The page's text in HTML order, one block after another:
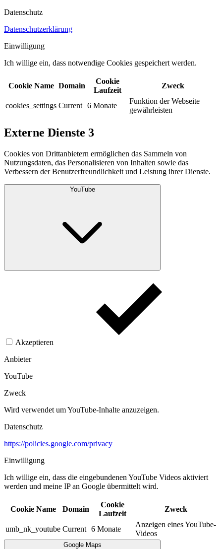
Datenschutz
Datenschutzerklärung
Einwilligung
Ich willige ein, dass notwendige Cookies gespeichert werden.​
Cookie Name Domain
Cookie
Laufzeit
Zweck
cookies_settings Current 6 Monate
Funktion der Webseite
gewährleisten
Externe Dienste 3
Cookies von Drittanbietern ermöglichen das Sammeln von
Nutzungsdaten, das Personalisieren von Inhalten sowie das
Verbessern der Benutzerfreundlichkeit und Leistung ihrer Dienste.
YouTube
Akzeptieren
Anbieter
YouTube
Zweck
Wird verwendet um YouTube-Inhalte anzuzeigen.​
Datenschutz
https://policies.google.com/privacy
Einwilligung
Ich willige ein, dass die eingebundenen YouTube Videos aktiviert
werden und meine IP an Google übermittelt wird.​
Cookie Name Domain
Cookie
Laufzeit
Zweck
umb_nk_youtube Current 6 Monate
Anzeigen eines YouTube-
Videos
Google Maps